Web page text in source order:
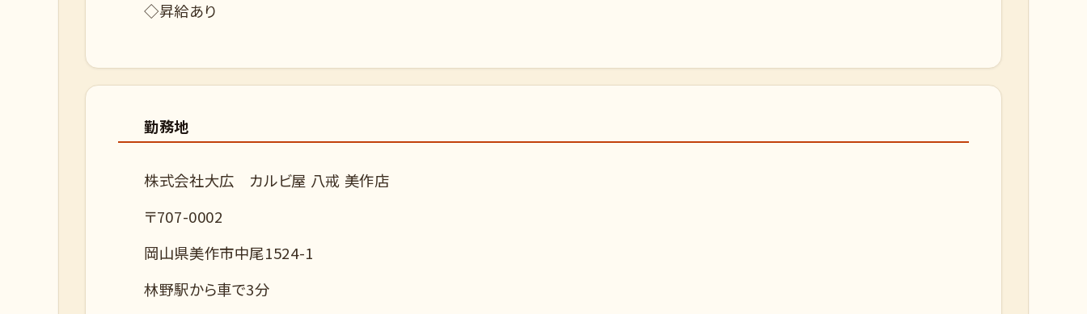
◇昇給あり
勤務地
株式会社大広 カルビ屋 八戒 美作店
〒707-0002
岡山県美作市中尾1524-1
林野駅から車で3分